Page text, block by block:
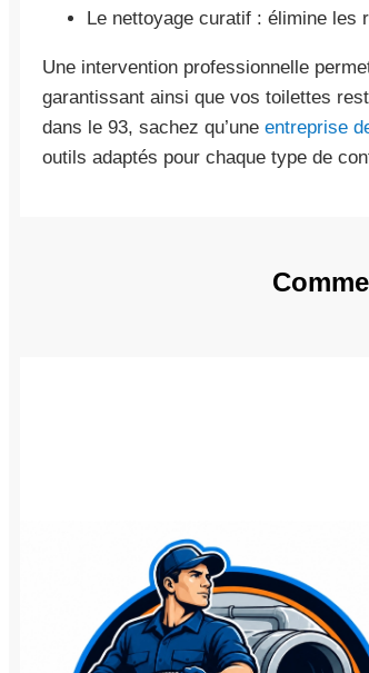
Le nettoyage curatif : élimine les
Une intervention professionnelle
garantissant ainsi que vos toilettes
dans le 93, sachez qu’une entreprise
outils adaptés pour chaque type de